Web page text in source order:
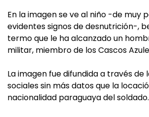
En la imagen se ve al niño -de muy
evidentes signos de desnutrición-,
termo que le ha alcanzado un
militar, miembro de los Cascos
La imagen fue difundida a través de
sociales sin más datos que la
nacionalidad paraguaya del soldado.